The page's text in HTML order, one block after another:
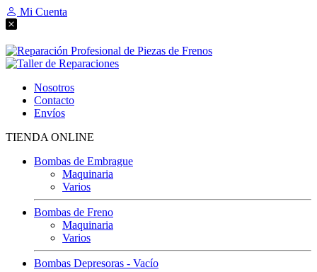
Mi Cuenta
Nosotros
Contacto
Envíos
TIENDA ONLINE
Bombas de Embrague
Maquinaria
Varios
Bombas de Freno
Maquinaria
Varios
Bombas Depresoras - Vacío